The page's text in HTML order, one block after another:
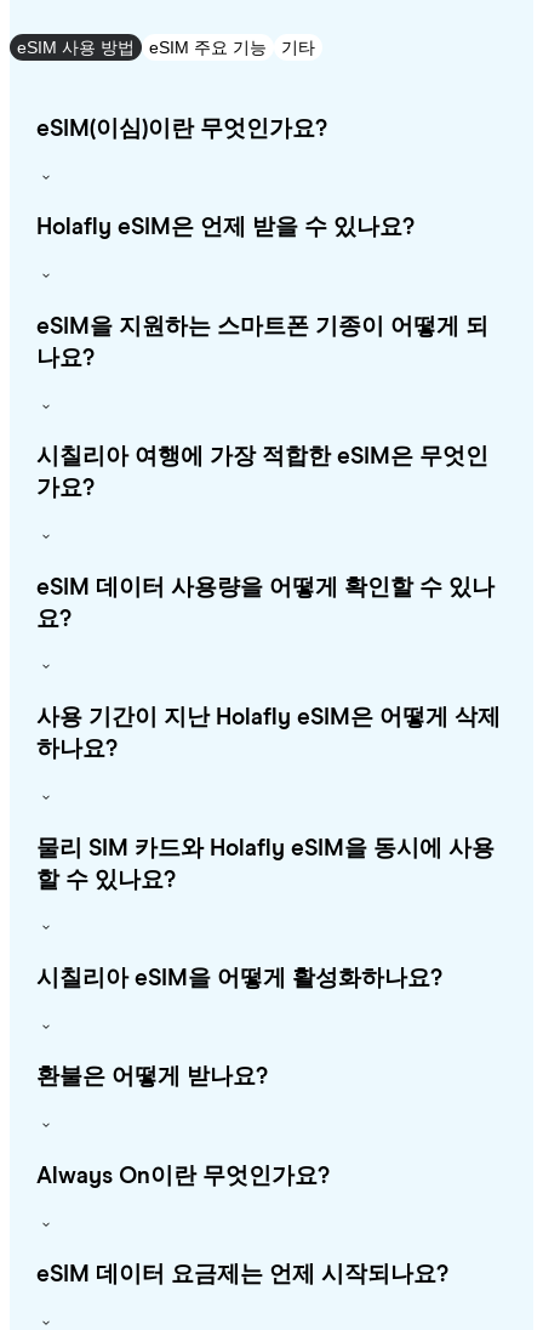
eSIM 사용 방법 eSIM 주요 기능 기타
eSIM(이심)이란 무엇인가요?
Holafly eSIM은 언제 받을 수 있나요?
eSIM을 지원하는 스마트폰 기종이 어떻게 되
나요?
시칠리아 여행에 가장 적합한 eSIM은 무엇인
가요?
eSIM 데이터 사용량을 어떻게 확인할 수 있나
요?
사용 기간이 지난 Holafly eSIM은 어떻게 삭제
하나요?
물리 SIM 카드와 Holafly eSIM을 동시에 사용
할 수 있나요?
시칠리아 eSIM을 어떻게 활성화하나요?
환불은 어떻게 받나요?
Always On이란 무엇인가요?
eSIM 데이터 요금제는 언제 시작되나요?